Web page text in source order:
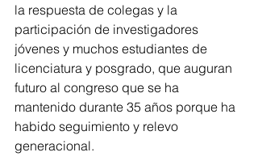
la respuesta de colegas y la
participación de investigadores
jóvenes y muchos estudiantes de
licenciatura y posgrado, que auguran
futuro al congreso que se ha
mantenido durante 35 años porque ha
habido seguimiento y relevo
generacional.